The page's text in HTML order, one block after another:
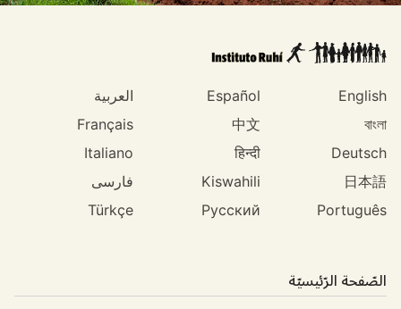
English
Español
العربية
বাংলা
中文
Français
Deutsch
हिन्दी
Italiano
日本語
Kiswahili
فارسی
Português
Русский
Türkçe
الصّفحة الرّئيسيّة